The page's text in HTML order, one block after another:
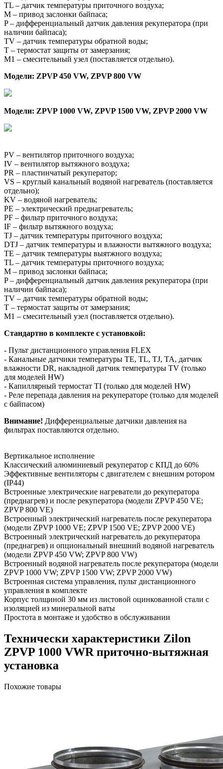
TL – датчик температуры приточного воздуха;
М – привод заслонки байпаса;
P – дифференциальный датчик давления рекуператора (при
наличии байпаса);
TV – датчик температуры обратной воды;
T – термостат защиты от замерзания;
М1 – смесительный узел (поставляется отдельно).
Модели: ZPVP 450 VW, ZPVP 800 VW
Модели: ZPVP 1000 VW, ZPVP 1500 VW, ZPVP 2000 VW
PV – вентилятор приточного воздуха;
IV – вентилятор вытяжного воздуха;
PR – пластинчатый рекуператор;
VS – круглый канальный водяной нагреватель (поставляется
отдельно);
KV – водяной нагреватель;
PE – электрический преднагреватель;
PF – фильтр приточного воздуха;
IF – фильтр вытяжного воздуха;
TJ – датчик температуры приточного воздуха;
DTJ – датчик температуры и влажности вытяжного воздуха;
TE – датчик температуры выятжного воздуха;
TL – датчик температуры приточного воздуха;
М – привод заслонки байпаса;
P – дифференциальный датчик давления рекуператора (при
наличии байпаса);
TV – датчик температуры обратной воды;
T – термостат защиты от замерзания;
М1 – смесительный узел (поставляется отдельно).
Стандартно в комплекте с установкой:
- Пульт дистанционного управления FLEX
- Канальные датчики температуры TE, TL, TJ, TA, датчик
влажности DR, накладной датчик температуры TV (только
для моделей HW)
- Капиллярный термостат TI (только для моделей HW)
- Реле перепада давления на рекуператоре (только для моделей
с байпасом)
Внимание! Дифференциальные датчики давления на
фильтрах поставляются отдельно.
Вертикальное исполнение
Классический алюминиевый рекуператор с КПД до 60%
Эффективные вентиляторы с двигателем с внешним ротором
(IP44)
Встроенные электрические нагреватели до рекуператора
(преднагрев) и после рекуператора (модели ZPVP 450 VE;
ZPVP 800 VE)
Встроенный электрический нагреватель после рекуператора
(модели ZPVP 1000 VE; ZPVP 1500 VE; ZPVP 2000 VE)
Встроенный электрический нагреватель до рекуператора
(преднагрев) и опциональный внешний водяной нагреватель
(модели ZPVP 450 VW; ZPVP 800 VW)
Встроенный водяной нагреватель после рекуператора (модели
ZPVP 1000 VW; ZPVP 1500 VW; ZPVP 2000 VW)
Встроенная система управления, пульт дистанционного
управления в комплекте
Корпус толщиной 30 мм из листовой оцинкованной стали с
изоляцией из минеральной ваты
Простота в монтаже и удобство в обслуживании
Технически характеристики Zilon
ZPVP 1000 VWR приточно-вытяжная
установка
Похожие товары